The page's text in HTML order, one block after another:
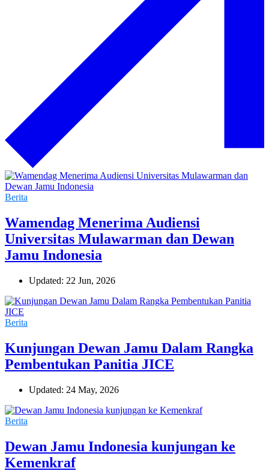
Berita
Wamendag Menerima Audiensi
Universitas Mulawarman dan Dewan
Jamu Indonesia
Updated: 22 Jun, 2026
Berita
Kunjungan Dewan Jamu Dalam Rangka
Pembentukan Panitia JICE
Updated: 24 May, 2026
Berita
Dewan Jamu Indonesia kunjungan ke
Kemenkraf